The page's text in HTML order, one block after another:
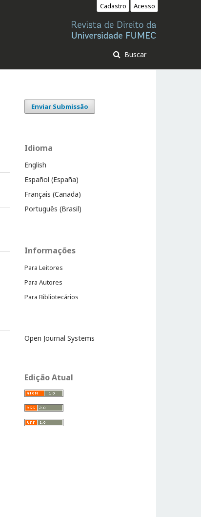
Buscar
Cadastro Acesso
Enviar Submissão
Idioma
English
Español (España)
Français (Canada)
Português (Brasil)
Informações
Para Leitores
Para Autores
Para Bibliotecários
Open Journal Systems
Edição Atual